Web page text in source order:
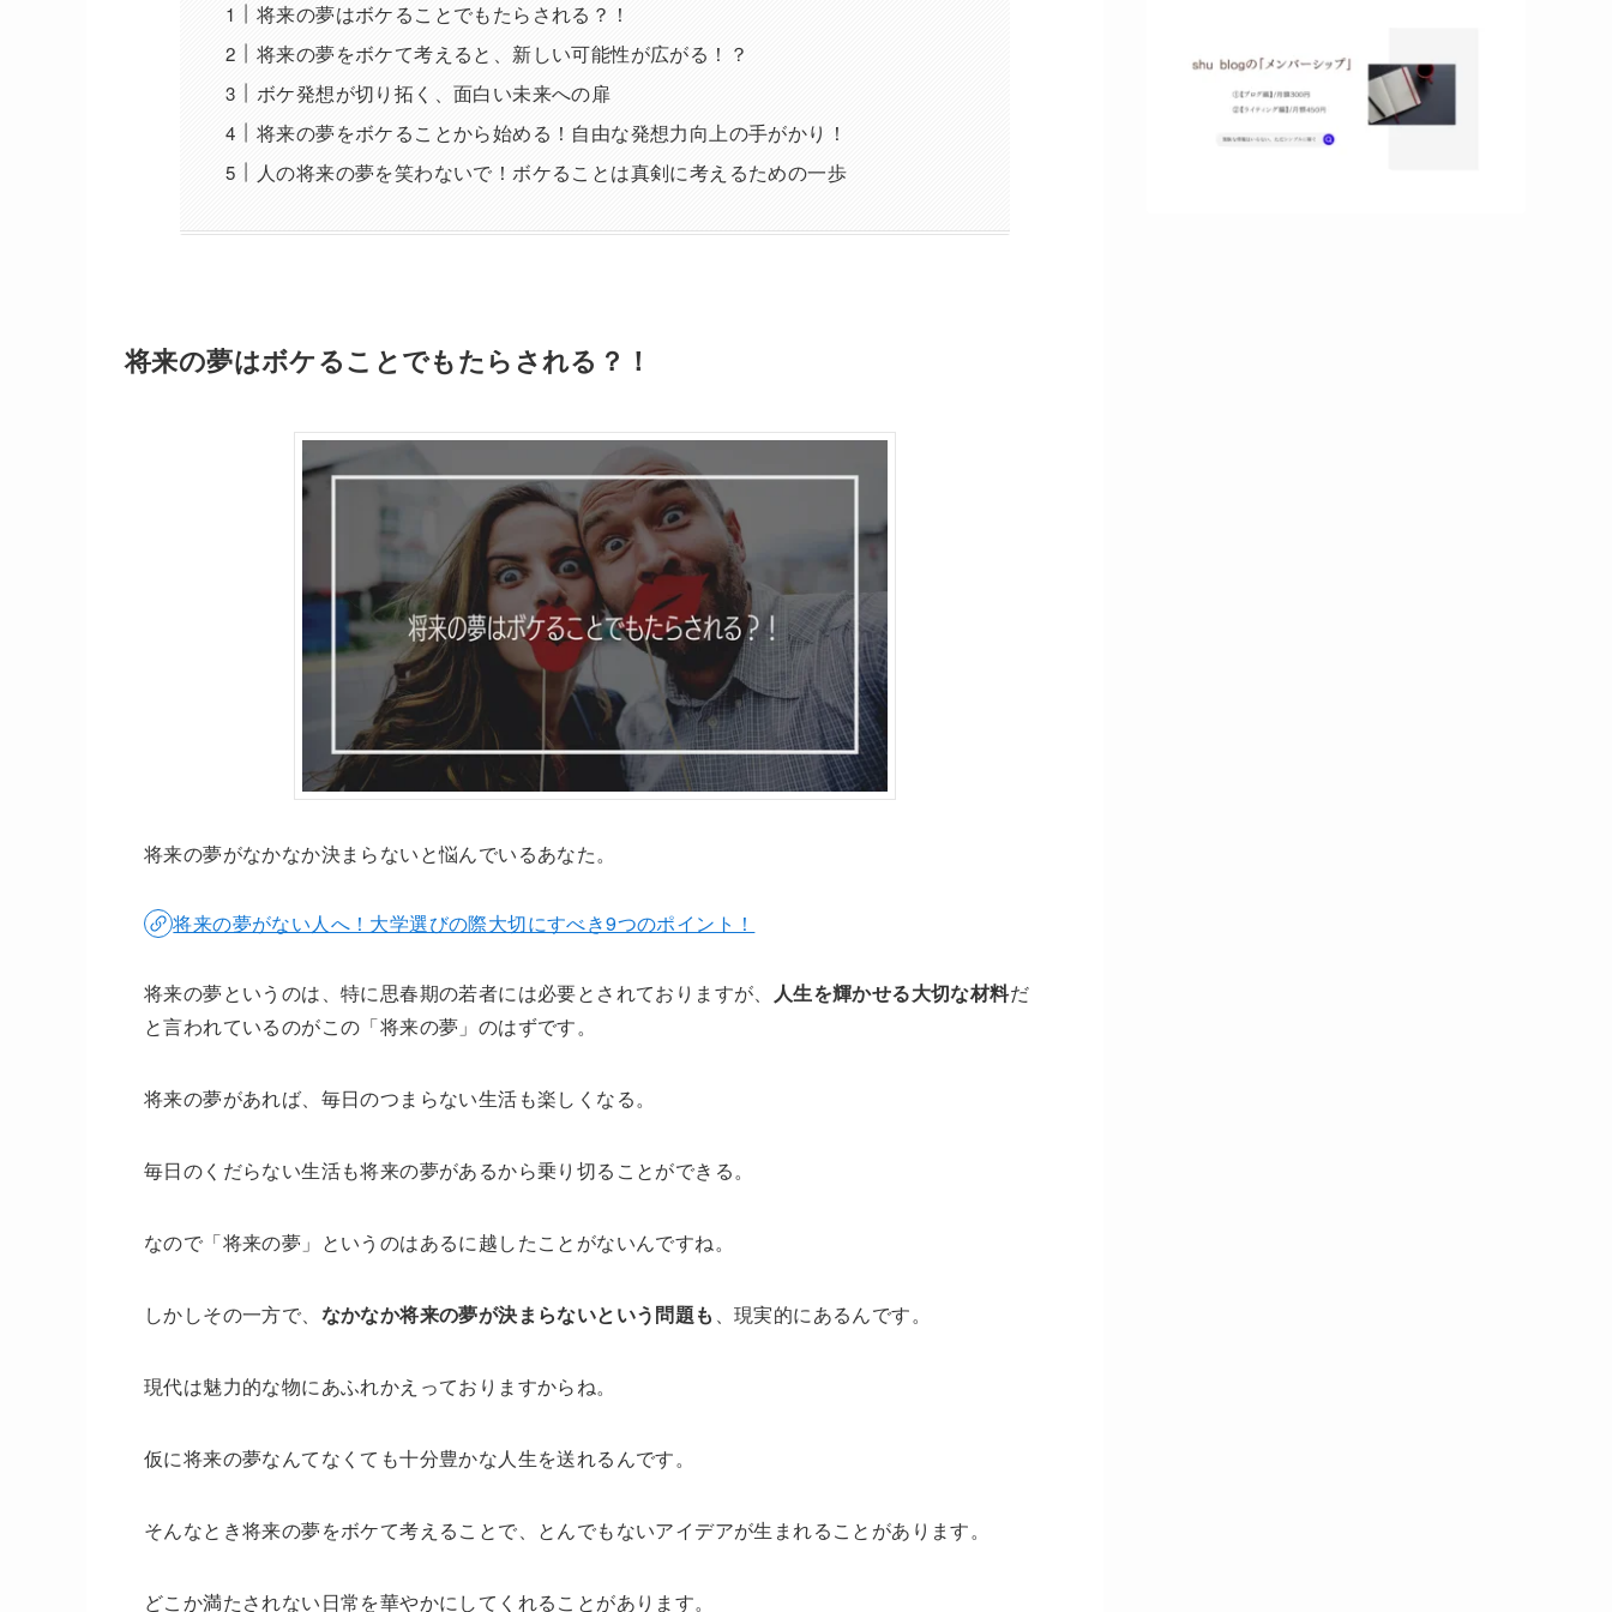
将来の夢はボケることでもたらされる？！
将来の夢をボケて考えると、新しい可能性が広がる！？
ボケ発想が切り拓く、面白い未来への扉
将来の夢をボケることから始める！自由な発想力向上の手がかり！
人の将来の夢を笑わないで！ボケることは真剣に考えるための一歩
将来の夢はボケることでもたらされる？！
将来の夢がなかなか決まらないと悩んでいるあなた。
将来の夢がない人へ！大学選びの際大切にすべき9つのポイント！
将来の夢というのは、特に思春期の若者には必要とされておりますが、 人生を輝かせる大切な材料だ
と言われているのがこの「将来の夢」のはずです。
将来の夢があれば、毎日のつまらない生活も楽しくなる。
毎日のくだらない生活も将来の夢があるから乗り切ることができる。
なので「将来の夢」というのはあるに越したことがないんですね。
しかしその一方で、 なかなか将来の夢が決まらないという問題も 、現実的にあるんです。
現代は魅力的な物にあふれかえっておりますからね。
仮に将来の夢なんてなくても十分豊かな人生を送れるんです。
そんなとき将来の夢をボケて考えることで、とんでもないアイデアが生まれることがあります。
どこか満たされない日常を華やかにしてくれることがあります。